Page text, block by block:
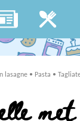
lasagne • Pasta •
met